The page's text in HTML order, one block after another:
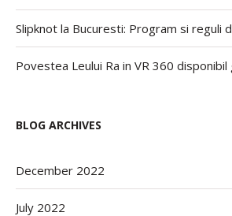
Slipknot la Bucuresti: Program si reguli
Povestea Leului Ra in VR 360 disponibil
BLOG ARCHIVES
December 2022
July 2022